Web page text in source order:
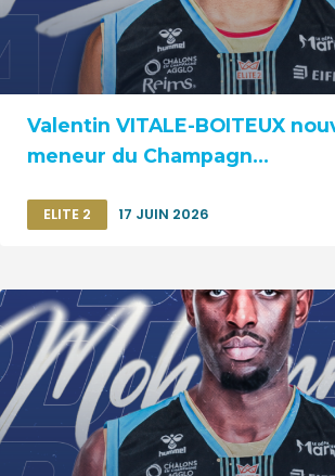
Valentin VITALE-BOITEUX
meneur du Champagn...
ELITE 2 17 JUIN 2026